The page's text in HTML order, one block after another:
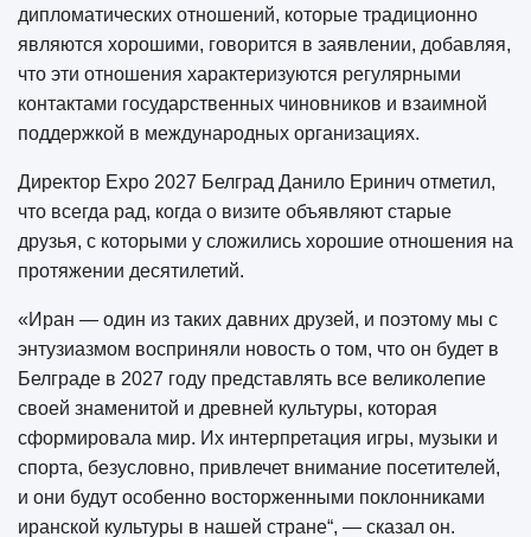
дипломатических отношений, которые традиционно
являются хорошими, говорится в заявлении, добавляя,
что эти отношения характеризуются регулярными
контактами государственных чиновников и взаимной
поддержкой в международных организациях.
Директор Expo 2027 Белград Данило Еринич отметил,
что всегда рад, когда о визите объявляют старые
друзья, с которыми у сложились хорошие отношения на
протяжении десятилетий.
«Иран — один из таких давних друзей, и поэтому мы с
энтузиазмом восприняли новость о том, что он будет в
Белграде в 2027 году представлять все великолепие
своей знаменитой и древней культуры, которая
сформировала мир. Их интерпретация игры, музыки и
спорта, безусловно, привлечет внимание посетителей,
и они будут особенно восторженными поклонниками
иранской культуры в нашей стране“, — сказал он.